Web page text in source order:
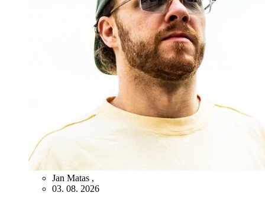
Jan Matas ,
03. 08. 2026